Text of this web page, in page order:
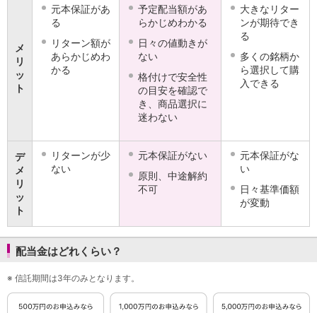
WEB即時決済サービス
スマホ決済アプリ
公営競技
サービス
Myステージ
相続・税務のご相談
手数料
金利
キャンペーン
店舗・ATM
店舗
北海道
青森県
宮城県
メ
リ
ッ
ト
元本保証があ
る
リターン額が
あらかじめわ
かる
予定配当額があ
らかじめわかる
日々の値動きが
ない
格付けで安全性
の目安を確認で
き、商品選択に
迷わない
大きなリター
ンが期待でき
る
多くの銘柄か
ら選択して購
入できる
デ
メ
リ
ッ
ト
リターンが少
ない
元本保証がない
原則、中途解約
不可
元本保証がな
い
日々基準価額
が変動
配当金はどれくらい？
※ 信託期間は3年のみとなります。